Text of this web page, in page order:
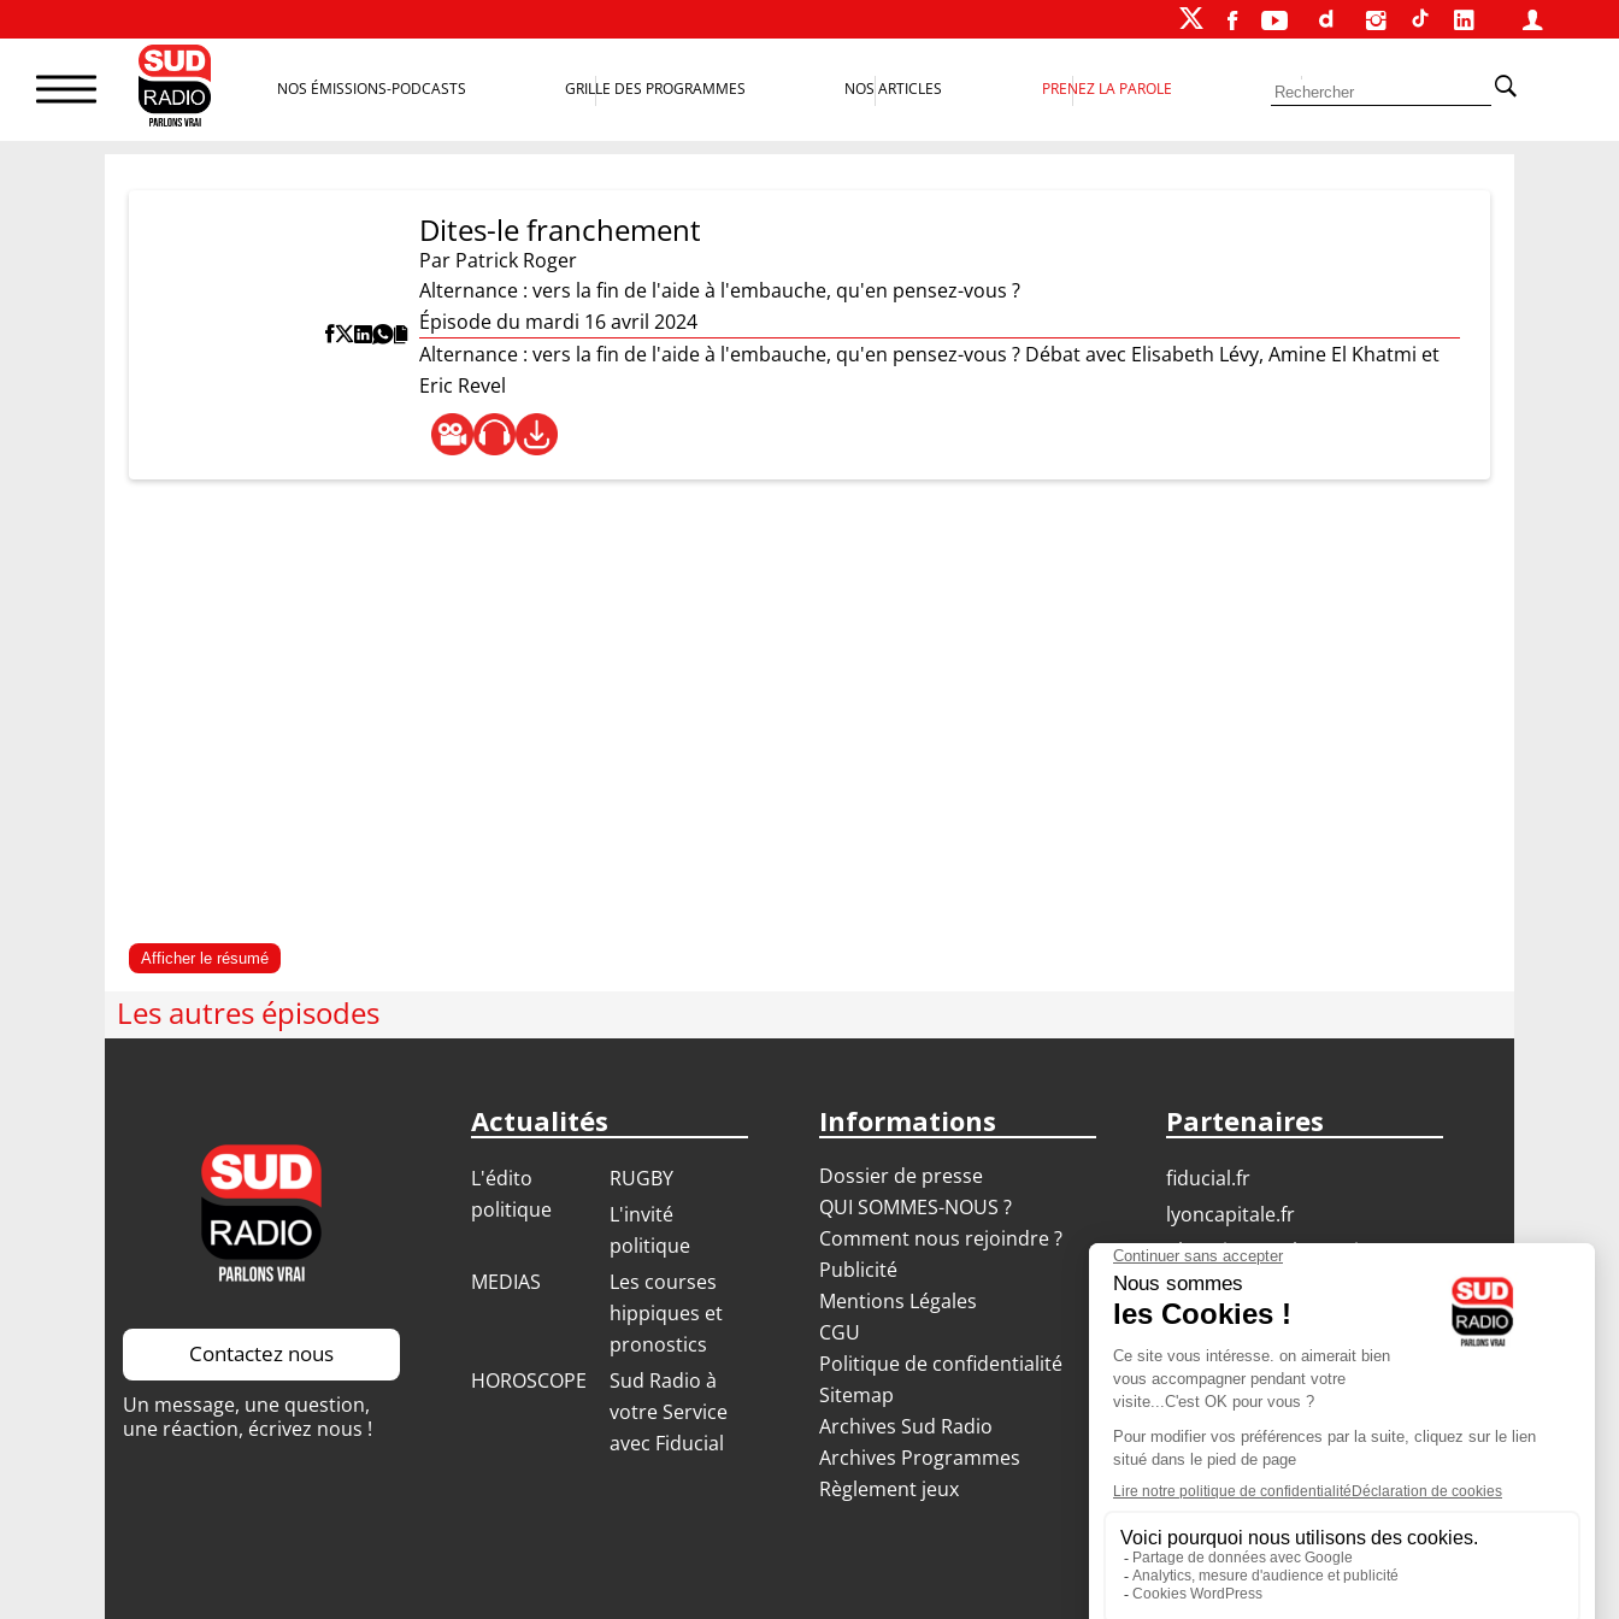
NOS ÉMISSIONS-PODCASTS GRILLE DES PROGRAMMES NOS ARTICLES PRENEZ LA PAROLE
Dites-le franchement
Par Patrick Roger
Alternance : vers la fin de l'aide à l'embauche, qu'en pensez-vous ?
Épisode du mardi 16 avril 2024
Alternance : vers la fin de l'aide à l'embauche, qu'en pensez-vous ? Débat avec Elisabeth Lévy, Amine El Khatmi et
Eric Revel
Afficher le résumé
Les autres épisodes
Contactez nous
Un message, une question,
une réaction, écrivez nous !
Actualités
L'édito
politique
RUGBY
L'invité
politique
MEDIAS
Les courses
hippiques et
pronostics
HOROSCOPE
Sud Radio à
votre Service
avec Fiducial
Informations
Dossier de presse
QUI SOMMES-NOUS ?
Comment nous rejoindre ?
Publicité
Mentions Légales
CGU
Politique de confidentialité
Sitemap
Archives Sud Radio
Archives Programmes
Règlement jeux
Partenaires
fiducial.fr
lyoncapitale.fr
olympique-et-lyonnais.com
L'application Iphone
/ Android
Téléchargez l'application
Les cookies
Gestion des cookies